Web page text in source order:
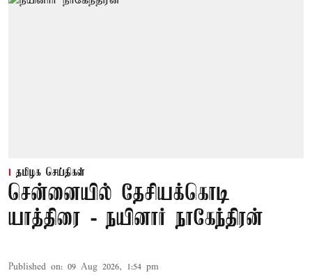
தமிழக செய்திகள்
சென்னையில் தேசியக்கொடி
யாத்திரை - நயினார் நாகேந்திரன்
Published on: 09 Aug 2026, 1:54 pm